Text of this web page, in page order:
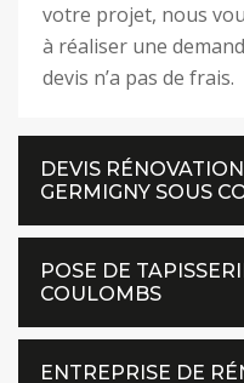
votre projet, nous
à réaliser une
devis n’a pas de frais.
DEVIS
GERMIGNY SOUS
POSE DE
COULOMBS
ENTREPRISE DE